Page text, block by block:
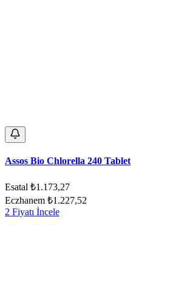
Assos Bio Chlorella 240 Tablet
Esatal ₺1.173,27
Eczhanem ₺1.227,52
2 Fiyatı İncele